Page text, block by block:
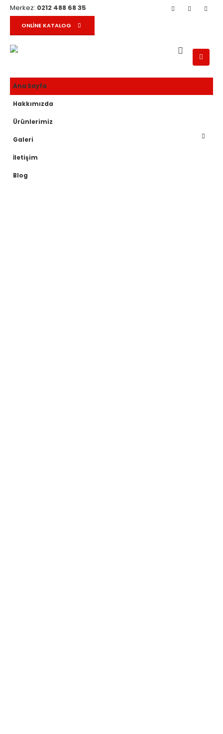
Merkez: 0212 488 68 35
ONLINE KATALOG
Ana Sayfa
Hakkımızda
Ürünlerimiz
Galeri
İletişim
Blog